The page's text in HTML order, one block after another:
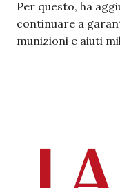
Per questo, ha
continuare a
munizioni e aiuti